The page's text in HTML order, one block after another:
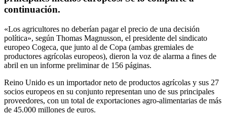
continuación.
«Los agricultores no deberían pagar el precio de una decisión
política», según Thomas Magnusson, el presidente del sindicato
europeo Cogeca, que junto al de Copa (ambas gremiales de
productores agrícolas europeos), dieron la voz de alarma a fines de
abril en un informe preliminar de 156 páginas.
Reino Unido es un importador neto de productos agrícolas y sus 27
socios europeos en su conjunto representan uno de sus principales
proveedores, con un total de exportaciones agro-alimentarias de más
de 45.000 millones de euros.